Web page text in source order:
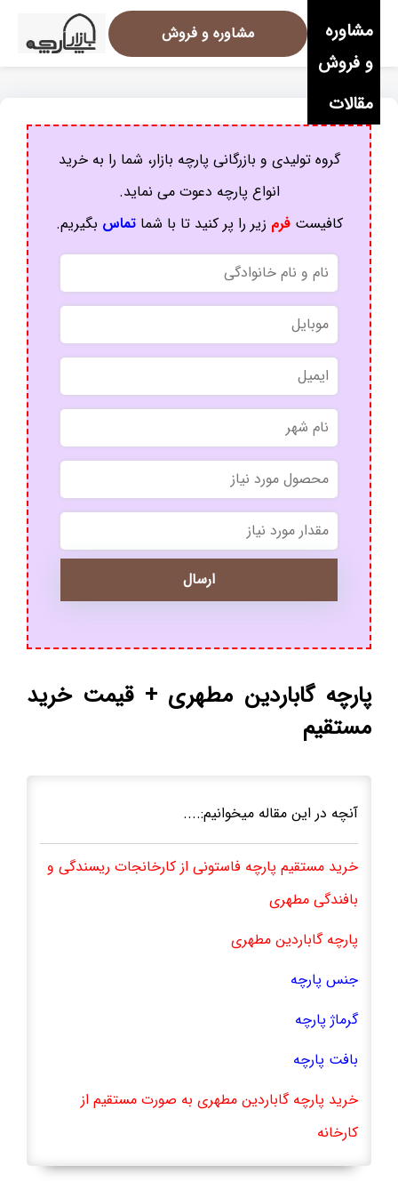
مشاوره
و فروش
مقالات
مشاوره و فروش
گروه تولیدی و بازرگانی پارچه بازار، شما را به خرید
انواع پارچه دعوت می نماید.
کافیستفرم زیر را پر کنید تا با شماتماس بگیریم.
*
*
پارچه گاباردین مطهری + قیمت خرید
مستقیم
آنچه در این مقاله میخوانیم:....
خرید مستقیم پارچه فاستونی از کارخانجات ریسندگی و
بافندگی مطهری
پارچه گاباردین مطهری
جنس پارچه
گرماژ پارچه
بافت پارچه
خرید پارچه گاباردین مطهری به صورت مستقیم از
کارخانه